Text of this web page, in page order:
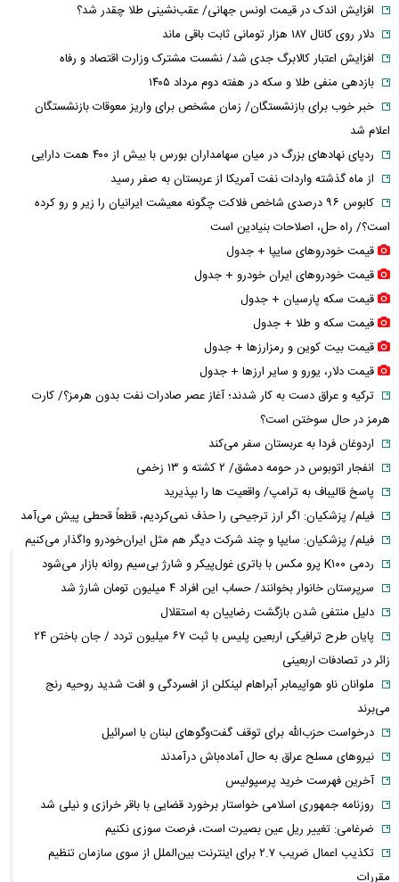
افزایش اندک در قیمت اونس جهانی/ عقب‌نشینی طلا چقدر شد؟
دلار روی کانال ۱۸۷ هزار تومانی ثابت باقی ماند
افزایش اعتبار کالابرگ جدی شد/ نشست مشترک وزارت اقتصاد و رفاه
بازدهی منفی طلا و سکه در هفته دوم مرداد ۱۴۰۵
خبر خوب برای بازنشستگان/ زمان مشخص برای واریز معوقات بازنشستگان
اعلام شد
ردپای نهاد‌های بزرگ در میان سهامداران بورس با بیش از ۴۰۰ همت دارایی
از ماه گذشته واردات نفت آمریکا از عربستان به صفر رسید
کابوس ۹۶ درصدی شاخص فلاکت چگونه معیشت ایرانیان را زیر و رو کرده
است؟/ راه حل، اصلاحات بنیادین است
قیمت خودرو‌های سایپا + جدول
قیمت خودرو‌های ایران خودرو + جدول
قیمت سکه پارسیان + جدول
قیمت سکه و طلا + جدول
قیمت بیت کوین و رمزارز‌ها + جدول
قیمت دلار، یورو و سایر ارز‌ها + جدول
ترکیه و عراق دست به کار شدند؛ آغاز عصر صادرات نفت بدون هرمز؟/ کارت
هرمز در حال سوختن است؟
اردوغان فردا به عربستان سفر می‌کند
انفجار اتوبوس در حومه دمشق/ ۲ کشته و ۱۳ زخمی
پاسخ قالیباف به ترامپ/ واقعیت ها را بپذیرید
فیلم/ پزشکیان: اگر ارز ترجیحی را حذف نمی‌کردیم، قطعاً قحطی پیش می‌آمد
فیلم/ پزشکیان: سایپا و چند شرکت دیگر هم مثل ایران‌خودرو واگذار می‌کنیم
ردمی K۱۰۰ پرو مکس با باتری غول‌پیکر و شارژ بی‌سیم روانه بازار می‌شود
سرپرستان خانوار بخوانند/ حساب این افراد ۴ میلیون تومان شارژ شد
دلیل منتفی شدن بازگشت رضاییان به استقلال
پایان طرح ترافیکی اربعین پلیس با ثبت ۶۷ میلیون تردد / جان باختن ۲۴
زائر در تصادفات اربعینی
ملوانان ناو هواپیمابر آبراهام لینکلن از افسردگی و افت شدید روحیه رنج
می‌برند
درخواست حزب‌الله برای توقف گفت‌وگوهای لبنان با اسرائیل
نیروهای مسلح عراق به حال آماده‌باش درآمدند
آخرین فهرست خرید پرسپولیس
روزنامه جمهوری اسلامی خواستار برخورد قضایی با باقر خرازی و نیلی شد
ضرغامی: تغییر ریل عین بصیرت است، فرصت سوزی نکنیم
تکذیب اعمال ضریب ۲.۷ برای اینترنت بین‌الملل از سوی سازمان تنظیم
مقررات